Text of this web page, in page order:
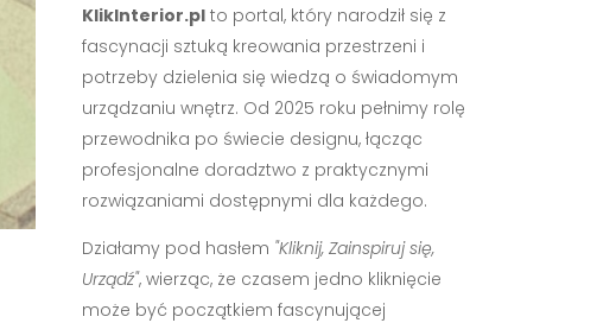
KlikInterior.plto portal, który narodził się z
fascynacji sztuką kreowania przestrzeni i
potrzeby dzielenia się wiedzą o świadomym
urządzaniu wnętrz. Od 2025 roku pełnimy rolę
przewodnika po świecie designu, łącząc
profesjonalne doradztwo z praktycznymi
rozwiązaniami dostępnymi dla każdego.
Działamy pod hasłem "Kliknij, Zainspiruj się,
Urządź", wierząc, że czasem jedno kliknięcie
może być początkiem fascynującej